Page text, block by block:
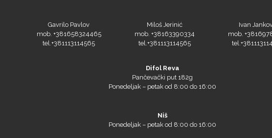
Gavrilo Pavlov
mob. +381658324465
tel.+381113114565
Miloš Jerinić
mob. +38163390334
tel.+381113114565
Ivan
mob.
Difol Reva
Pančevački put 182g
Ponedeljak – petak od 8:00 do 16:00
Niš
Ponedeljak – petak od 8:00 do 16:00